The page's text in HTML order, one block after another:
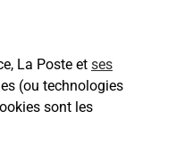
La Poste et ses
(ou technologies
sont les